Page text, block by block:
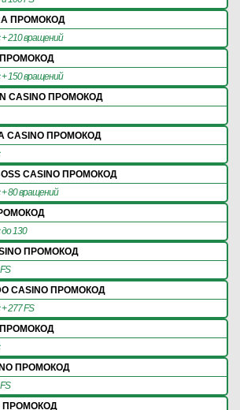
ПРОМОКОД
+ 210 вращений
ПРОМОКОД
+ 150 вращений
CASINO ПРОМОКОД
CASINO ПРОМОКОД
CASINO ПРОМОКОД
+ 80 вращений
130
ПРОМОКОД
CASINO ПРОМОКОД
277 FS
ПРОМОКОД
ПРОМОКОД
ПРОМОКОД